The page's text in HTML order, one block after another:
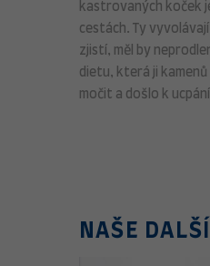
kastrovaných koček
cestách. Ty
zjistí, měl by
dietu, která ji
močit a došlo k
NAŠE